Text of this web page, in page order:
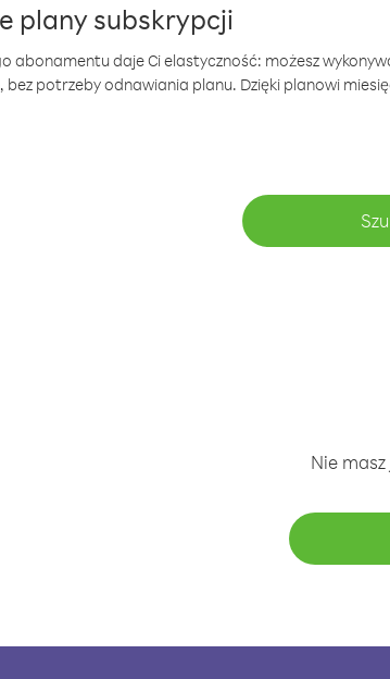
plany subskrypcji
abonamentu daje Ci elastyczność: możesz
bez potrzeby odnawiania planu. Dzięki planowi
Nie